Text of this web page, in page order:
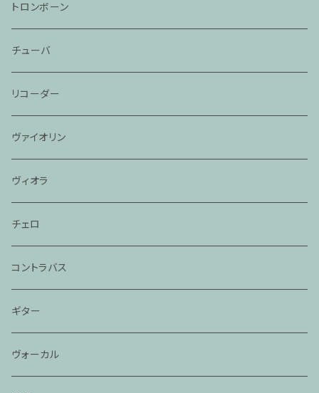
トロンボーン
チューバ
リコーダー
ヴァイオリン
ヴィオラ
チェロ
コントラバス
ギター
ヴォーカル